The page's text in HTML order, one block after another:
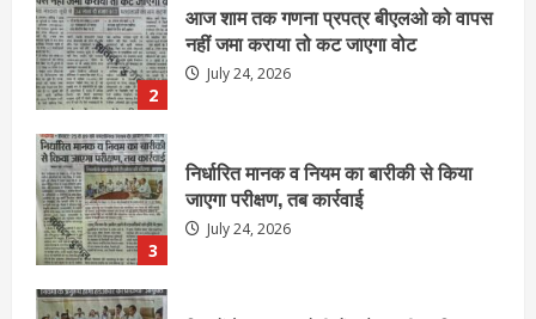
3
निर्धारित मानक व नियम का बारीकी से किया
जाएगा परीक्षण, तब कार्रवाई
July 24, 2026
4
नियमों के अनुरूप होगी हैंडओवर की प्रक्रियाः
आयुक्त
July 24, 2026